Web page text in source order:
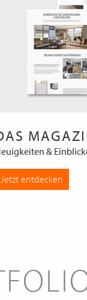
&
Jetzt entdecken